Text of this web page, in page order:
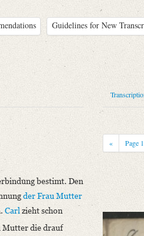
Guidelines for New
Ernst
Schlegel
GND
Landesbibliothek - Staats- und
bestimt. Den
der Frau Mutter
Carl zieht schon
Mutter die drauf
« Page 1